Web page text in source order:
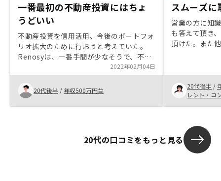
一番最初の不動産投資にはちょ
うどいい
不動産投資を信用活用、今後のポートフォ
リオ拡大のために行おうと考えていた。
Renosyは、一番手間が少なそうで、不動
産投資の感覚を掴むにはちょうど良さそう
だった。 また、売却も、入居者募集も同
じ会社内でできるため、有利であるように
感じた。
2022年02月04日
20代後半 / 年収500万円台
スムーズに
営業の方に知
も答えて頂き
頂けた。また
スムーズに行
足している。
20代後半 /
レント・コ
20代の口コミをもっと見る